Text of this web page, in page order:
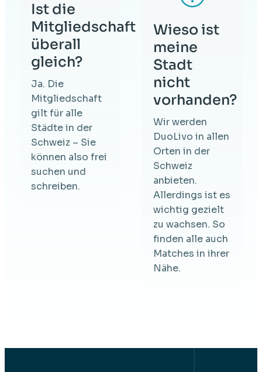
Ist die
Mitgliedschaft
überall
gleich?
Ja. Die
Mitgliedschaft
gilt für alle
Städte in der
Schweiz – Sie
können also frei
suchen und
schreiben.
Wieso ist
meine
Stadt
nicht
vorhanden?
Wir werden
DuoLivo in allen
Orten in der
Schweiz
anbieten.
Allerdings ist es
wichtig gezielt
zu wachsen. So
finden alle auch
Matches in ihrer
Nähe.